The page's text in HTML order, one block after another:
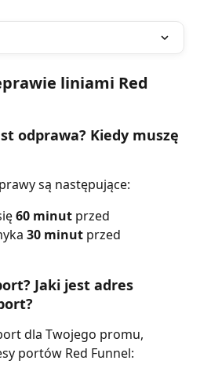
liniami Red
odprawa? Kiedy muszę
są następujące:
60 minut przed
30 minut przed
Jaki jest adres
dla Twojego promu,
portów Red Funnel: